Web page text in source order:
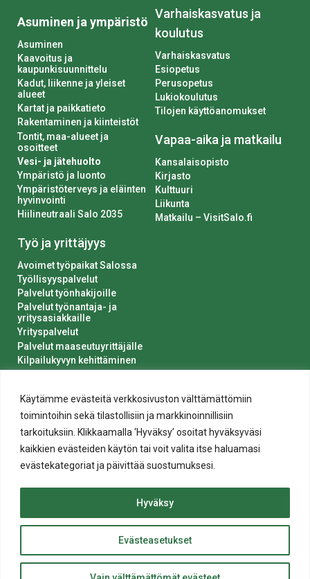
Käytämme evästeitä verkkosivuston välttämättömiin
toimintoihin sekä tilastollisiin ja markkinoinnillisiin
tarkoituksiin. Klikkaamalla ‘Hyväksy’ osoitat hyväksyväsi
kaikkien evästeiden käytön tai voit valita itse haluamasi
evästekategoriat ja päivittää suostumuksesi.
Evästeasetukset
Hyväksy
ylös
Asuminen ja ympäristö
Asuminen
Kaavoitus ja
kaupunkisuunnittelu
Kadut, liikenne ja yleiset
alueet
Kartat ja paikkatieto
Rakentaminen ja kiinteistöt
Tontit, maa-alueet ja
osoitteet
Vesi- ja jätehuolto
Ympäristö ja luonto
Ympäristöterveys ja eläinten
hyvinvointi
Hiilineutraali Salo 2035
Työ ja yrittäjyys
Avoimet työpaikat Salossa
Työllisyyspalvelut
Palvelut työnhakijoille
Palvelut työnantaja- ja
yritysasiakkaille
Yrityspalvelut
Palvelut maaseutuyrittäjälle
Kilpailukyvyn kehittäminen
Varhaiskasvatus ja
koulutus
Varhaiskasvatus
Esiopetus
Perusopetus
Lukiokoulutus
Tilojen käyttöanomukset
Vapaa-aika ja matkailu
Kansalaisopisto
Kirjasto
Kulttuuri
Liikunta
Matkailu – VisitSalo.fi
Saavutettavuusseloste
© 2020 Salon kaupunki
Website crafted byEvermade.